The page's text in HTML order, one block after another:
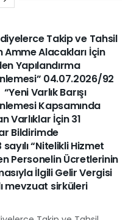
Takip ve Tahsil
Amme Alacakları İçin
Yapılandırma
04.07.2026/92
“Yeni Varlık Barışı
Kapsamında
Varlıklar İçin 31
Bildirimde
“Nitelikli Hizmet
Personelin Ücretlerinin
İlgili Gelir Vergisi
mevzuat sirküleri